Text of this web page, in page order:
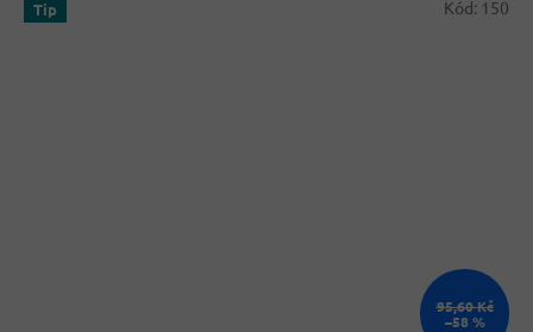
Tip
95,60 Kč
–58 %
Kód: 150